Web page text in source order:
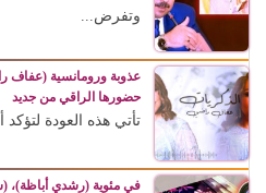
وتفرض...
عذوبة ورومانسية (عفاف
حضورها الراقي من جديد
تأتي هذه العودة
في مئوية (رشدي أباظة)،